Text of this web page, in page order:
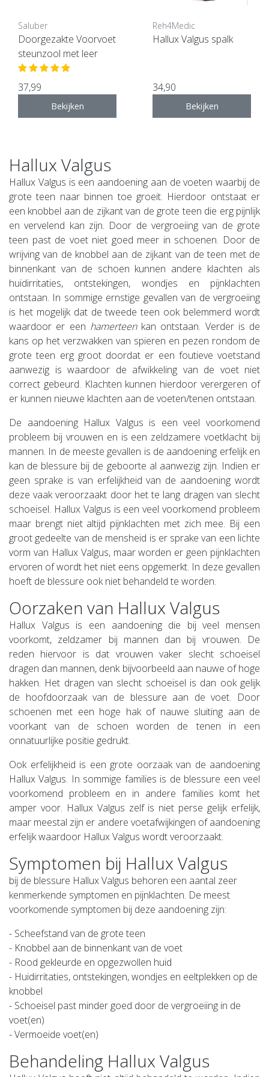
Saluber
Doorgezakte Voorvoet
steunzool met leer
37,99
Bekijken
Reh4Medic
Hallux Valgus spalk
34,90
Bekijken
Hallux Valgus
Hallux Valgus is een aandoening aan de voeten waarbij de
grote teen naar binnen toe groeit. Hierdoor ontstaat er
een knobbel aan de zijkant van de grote teen die erg pijnlijk
en vervelend kan zijn. Door de vergroeiing van de grote
teen past de voet niet goed meer in schoenen. Door de
wrijving van de knobbel aan de zijkant van de teen met de
binnenkant van de schoen kunnen andere klachten als
huidirritaties, ontstekingen, wondjes en pijnklachten
ontstaan. In sommige ernstige gevallen van de vergroeiing
is het mogelijk dat de tweede teen ook belemmerd wordt
waardoor er een hamerteen kan ontstaan. Verder is de
kans op het verzwakken van spieren en pezen rondom de
grote teen erg groot doordat er een foutieve voetstand
aanwezig is waardoor de afwikkeling van de voet niet
correct gebeurd. Klachten kunnen hierdoor verergeren of
er kunnen nieuwe klachten aan de voeten/tenen ontstaan.
De aandoening Hallux Valgus is een veel voorkomend
probleem bij vrouwen en is een zeldzamere voetklacht bij
mannen. In de meeste gevallen is de aandoening erfelijk en
kan de blessure bij de geboorte al aanwezig zijn. Indien er
geen sprake is van erfelijkheid van de aandoening wordt
deze vaak veroorzaakt door het te lang dragen van slecht
schoeisel. Hallux Valgus is een veel voorkomend probleem
maar brengt niet altijd pijnklachten met zich mee. Bij een
groot gedeelte van de mensheid is er sprake van een lichte
vorm van Hallux Valgus, maar worden er geen pijnklachten
ervoren of wordt het niet eens opgemerkt. In deze gevallen
hoeft de blessure ook niet behandeld te worden.
Oorzaken van Hallux Valgus
Hallux Valgus is een aandoening die bij veel mensen
voorkomt, zeldzamer bij mannen dan bij vrouwen. De
reden hiervoor is dat vrouwen vaker slecht schoeisel
dragen dan mannen, denk bijvoorbeeld aan nauwe of hoge
hakken. Het dragen van slecht schoeisel is dan ook gelijk
de hoofdoorzaak van de blessure aan de voet. Door
schoenen met een hoge hak of nauwe sluiting aan de
voorkant van de schoen worden de tenen in een
onnatuurlijke positie gedrukt.
Ook erfelijkheid is een grote oorzaak van de aandoening
Hallux Valgus. In sommige families is de blessure een veel
voorkomend probleem en in andere families komt het
amper voor. Hallux Valgus zelf is niet perse gelijk erfelijk,
maar meestal zijn er andere voetafwijkingen of aandoening
erfelijk waardoor Hallux Valgus wordt veroorzaakt.
Symptomen bij Hallux Valgus
bij de blessure Hallux Valgus behoren een aantal zeer
kenmerkende symptomen en pijnklachten. De meest
voorkomende symptomen bij deze aandoening zijn:
- Scheefstand van de grote teen
- Knobbel aan de binnenkant van de voet
- Rood gekleurde en opgezwollen huid
- Huidirritaties, ontstekingen, wondjes en eeltplekken op de
knobbel
- Schoeisel past minder goed door de vergroeiing in de
voet(en)
- Vermoeide voet(en)
Behandeling Hallux Valgus